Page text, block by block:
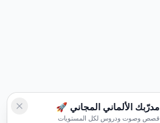
مدرّبك الألماني المجاني 🚀
قصص وصوت ودروس لكل المستويات